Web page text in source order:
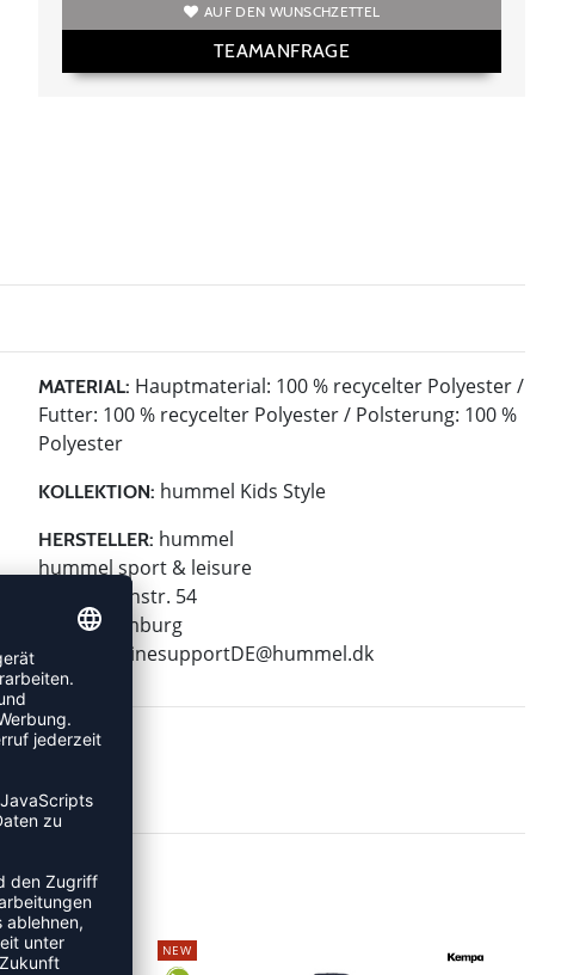
AUF DEN WUNSCHZETTEL
TEAMANFRAGE
MATERIAL: Hauptmaterial: 100 % recycelter Polyester /
Futter: 100 % recycelter Polyester / Polsterung: 100 %
Polyester
KOLLEKTION: hummel Kids Style
HERSTELLER: hummel
hummel sport & leisure
Leverkusenstr. 54
22761 Hamburg
onlinesupportDE@hummel.dk
NEW